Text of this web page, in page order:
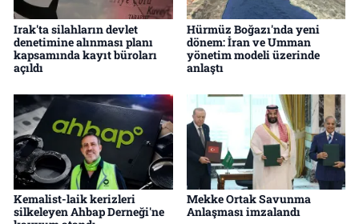
Irak'ta silahların devlet
denetimine alınması planı
kapsamında kayıt büroları
açıldı
Hürmüz Boğazı'nda yeni
dönem: İran ve Umman
yönetim modeli üzerinde
anlaştı
Kemalist-laik kerizleri
silkeleyen Ahbap Derneği'ne
Mekke Ortak Savunma
Anlaşması imzalandı